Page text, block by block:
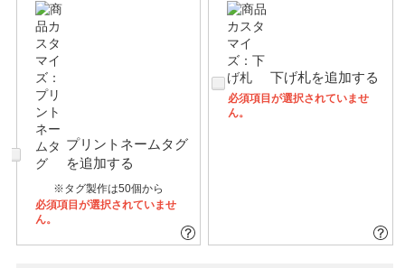
プリントネームタグ
を追加する
※タグ製作は50個から
必須項目が選択されていませ
ん。
下げ札を追加する
必須項目が選択されていませ
ん。